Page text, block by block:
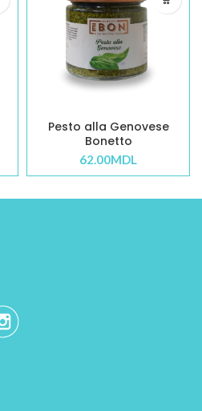
Pesto alla Genovese
Bonetto
62.00MDL